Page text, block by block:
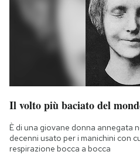
Il volto più baciato del
È di una giovane donna annegata
decenni usato per i manichini con
respirazione bocca a bocca